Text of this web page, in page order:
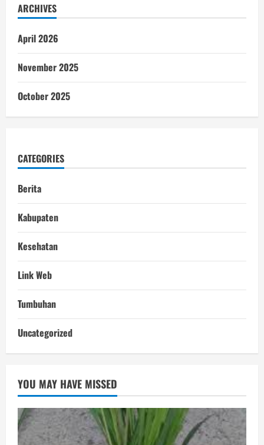
ARCHIVES
April 2026
November 2025
October 2025
CATEGORIES
Berita
Kabupaten
Kesehatan
Link Web
Tumbuhan
Uncategorized
YOU MAY HAVE MISSED